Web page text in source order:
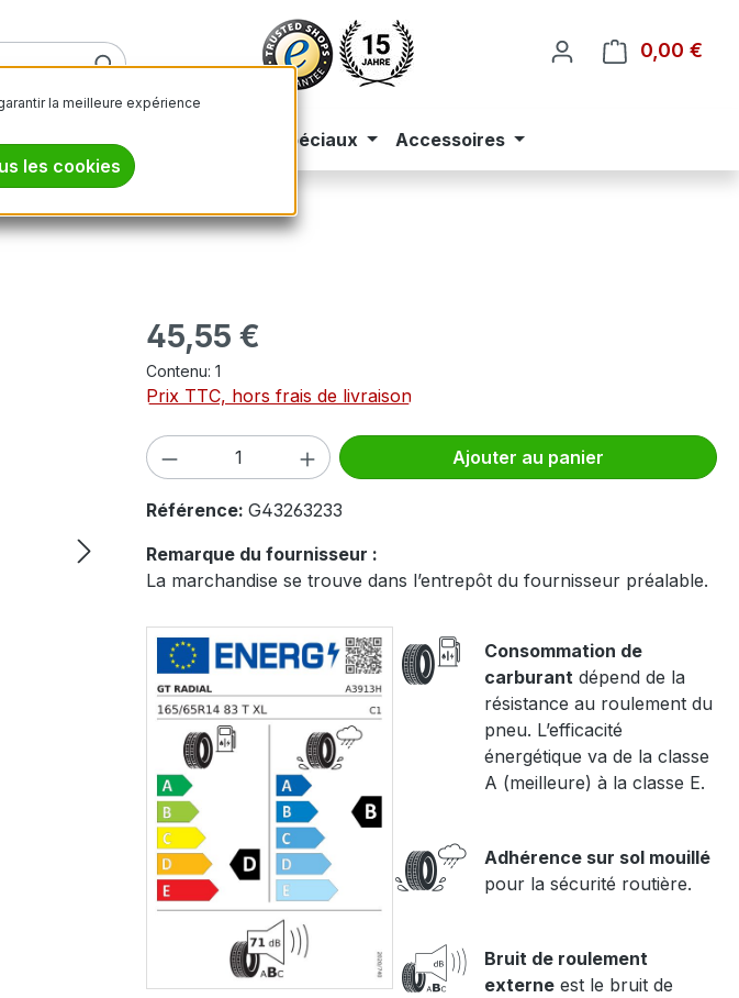
0,00 €
Pneus tout-terrain Pneus spéciaux Accessoires
Prix régulier :
45,55 €
Contenu: 1
Prix TTC, hors frais de livraison
Quantité de produit : Entrez la quantité
Ajouter au panier
Référence: G43263233
Remarque du fournisseur :
La marchandise se trouve dans l’entrepôt du fournisseur préalable.
Consommation de
carburant dépend de la
résistance au roulement du
pneu. L’efficacité
énergétique va de la classe
A (meilleure) à la classe E.
Adhérence sur sol mouillé
pour la sécurité routière.
Bruit de roulement
externe est le bruit de
la meilleure expérience
les cookies